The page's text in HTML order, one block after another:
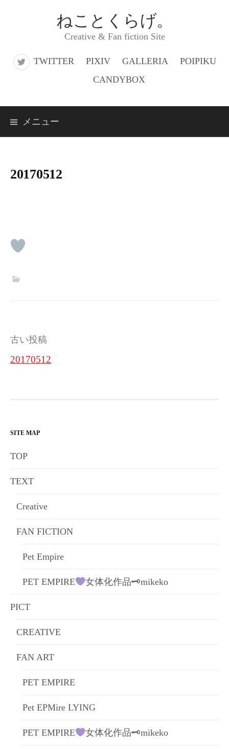
ス
ねことくらげ。
Creative & Fan fiction Site
TWITTER PIXIV GALLERIA
POIPIKU
CANDYBOX
メニュー
20170512
投
稿
ー
シ
ン
古い投稿
20170512
SITE MAP
TOP
TEXT
Creative
FAN FICTION
Pet Empire
PET EMPIRE 女体化作品🗝mikeko
PICT
CREATIVE
FAN ART
PET EMPIRE
Pet EPMire LYING
PET EMPIRE 女体化作品🗝mikeko